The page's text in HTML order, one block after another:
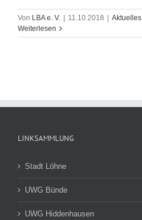
Von LBA e. V. 11.10.2018 Aktuelles
Weiterlesen
LINKSAMMLUNG
Stadt Löhne
UWG Bünde
UWG Hiddenhausen